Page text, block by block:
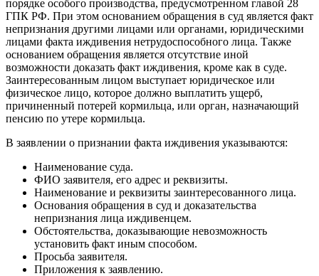
порядке особого производства, предусмотренном главой 28
ГПК РФ. При этом основанием обращения в суд является факт
непризнания другими лицами или органами, юридическими
лицами факта иждивения нетрудоспособного лица. Также
основанием обращения является отсутствие иной
возможности доказать факт иждивения, кроме как в суде.
Заинтересованным лицом выступает юридическое или
физическое лицо, которое должно выплатить ущерб,
причиненный потерей кормильца, или орган, назначающий
пенсию по утере кормильца.
В заявлении о признании факта иждивения указываются:
Наименование суда.
ФИО заявителя, его адрес и реквизиты.
Наименование и реквизиты заинтересованного лица.
Основания обращения в суд и доказательства
непризнания лица иждивенцем.
Обстоятельства, доказывающие невозможность
установить факт иным способом.
Просьба заявителя.
Приложения к заявлению.